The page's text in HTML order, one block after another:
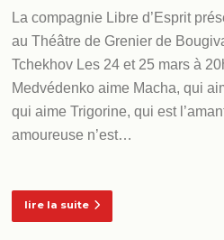
La compagnie Libre d’Esprit
au Théâtre de Grenier de
Tchekhov Les 24 et 25 mars à
Medvédenko aime Macha, qui
qui aime Trigorine, qui est
amoureuse n’est…
lire la suite